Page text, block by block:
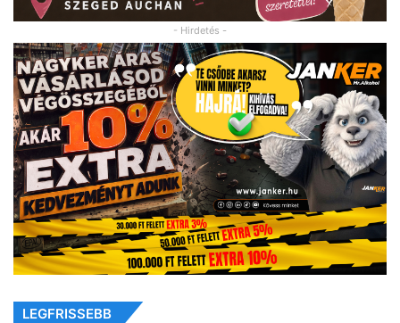
- Hirdetés -
LEGFRISSEBB